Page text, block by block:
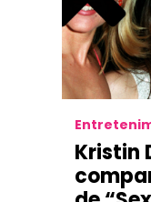
Kristin